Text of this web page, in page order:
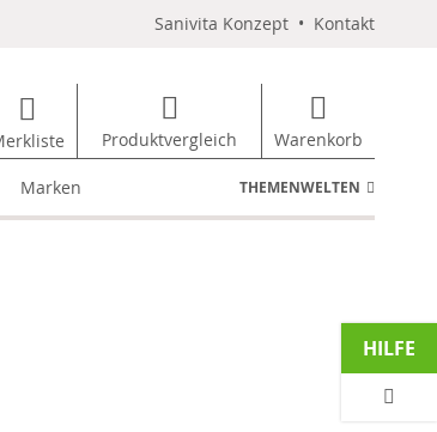
Sanivita Konzept • Kontakt
Produktvergleich Warenkorb
Marken THEMENWELTEN
HILFE